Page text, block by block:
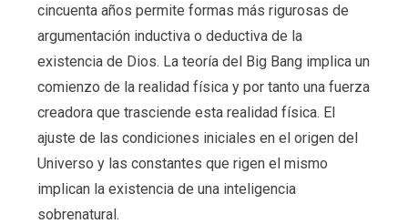
cincuenta años permite formas más rigurosas de
argumentación inductiva o deductiva de la
existencia de Dios. La teoría del Big Bang implica un
comienzo de la realidad física y por tanto una fuerza
creadora que trasciende esta realidad física. El
ajuste de las condiciones iniciales en el origen del
Universo y las constantes que rigen el mismo
implican la existencia de una inteligencia
sobrenatural.